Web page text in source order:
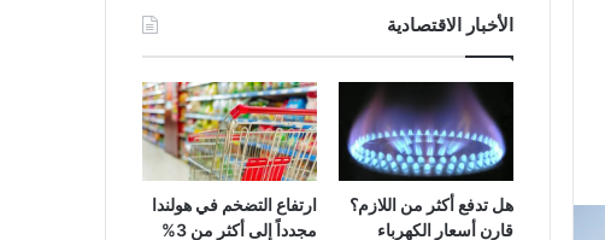
الأخبار الاقتصادية
هل تدفع أكثر من اللازم؟
قارن أسعار الكهرباء
ارتفاع التضخم في هولندا
مجدداً إلى أكثر من 3%